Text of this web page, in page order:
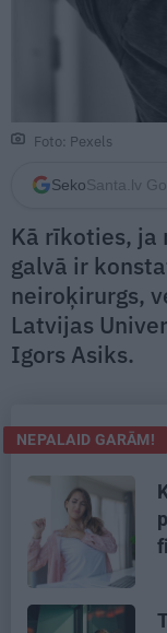
Foto: Pexels
Seko Santa.lv
Kā rīkoties, ja
galvā ir
neiroķirurgs,
Latvijas
Igors Asiks.
NEPALAID GARĀM!